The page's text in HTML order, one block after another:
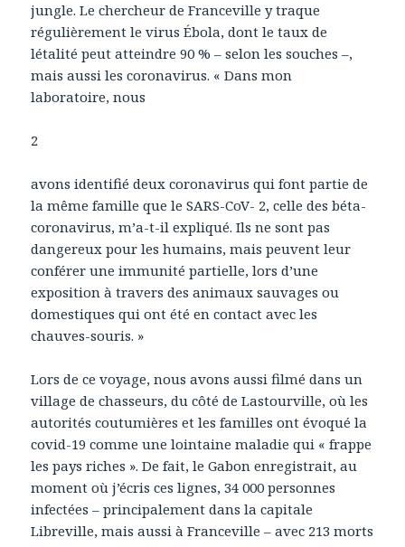
jungle. Le chercheur de Franceville y traque
régulièrement le virus Ébola, dont le taux de
létalité peut atteindre 90 % – selon les souches –,
mais aussi les coronavirus. « Dans mon
laboratoire, nous
2
avons identifié deux coronavirus qui font partie de
la même famille que le SARS-CoV- 2, celle des béta-
coronavirus, m’a-t-il expliqué. Ils ne sont pas
dangereux pour les humains, mais peuvent leur
conférer une immunité partielle, lors d’une
exposition à travers des animaux sauvages ou
domestiques qui ont été en contact avec les
chauves-souris. »
Lors de ce voyage, nous avons aussi filmé dans un
village de chasseurs, du côté de Lastourville, où les
autorités coutumières et les familles ont évoqué la
covid-19 comme une lointaine maladie qui « frappe
les pays riches ». De fait, le Gabon enregistrait, au
moment où j’écris ces lignes, 34 000 personnes
infectées – principalement dans la capitale
Libreville, mais aussi à Franceville – avec 213 morts